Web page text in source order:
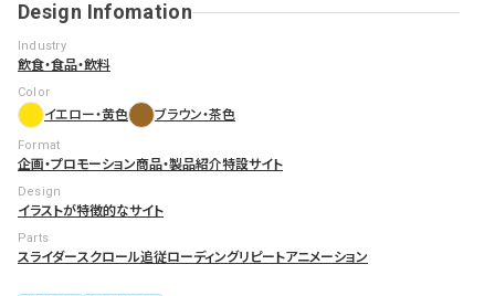
Design Infomation
Industry
飲食・食品・飲料
Color
イエロー・黄色 ブラウン・茶色
Format
企画・プロモーション商品・製品紹介特設サイト
Design
イラストが特徴的なサイト
Parts
スライダースクロール追従ローディングリピートアニメーション